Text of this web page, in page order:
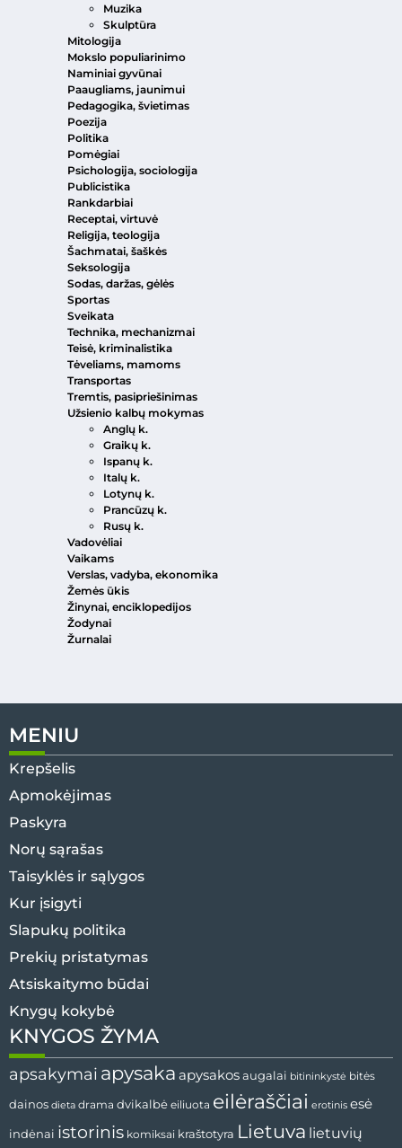
Muzika
Skulptūra
Mitologija
Mokslo populiarinimo
Naminiai gyvūnai
Paaugliams, jaunimui
Pedagogika, švietimas
Poezija
Politika
Pomėgiai
Psichologija, sociologija
Publicistika
Rankdarbiai
Receptai, virtuvė
Religija, teologija
Šachmatai, šaškės
Seksologija
Sodas, daržas, gėlės
Sportas
Sveikata
Technika, mechanizmai
Teisė, kriminalistika
Tėveliams, mamoms
Transportas
Tremtis, pasipriešinimas
Užsienio kalbų mokymas
Anglų k.
Graikų k.
Ispanų k.
Italų k.
Lotynų k.
Prancūzų k.
Rusų k.
Vadovėliai
Vaikams
Verslas, vadyba, ekonomika
Žemės ūkis
Žinynai, enciklopedijos
Žodynai
Žurnalai
MENIU
Krepšelis
Apmokėjimas
Paskyra
Norų sąrašas
Taisyklės ir sąlygos
Kur įsigyti
Slapukų politika
Prekių pristatymas
Atsiskaitymo būdai
Knygų kokybė
KNYGOS ŽYMA
apsakymai apysaka apysakos augalai bitininkystė bitės
dainos dieta drama dvikalbė eiliuota eilėraščiai erotinis esė
indėnai istorinis komiksai kraštotyra Lietuva lietuvių